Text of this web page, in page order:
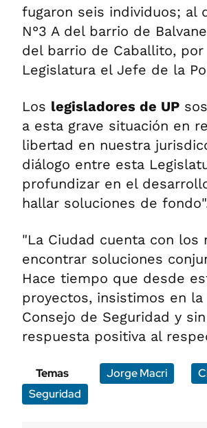
fugaron seis individuos; al
N°3 A del barrio de
del barrio de Caballito,
Legislatura el Jefe de la
Los legisladores de UP
a esta grave situación en
libertad en nuestra
diálogo entre esta
profundizar en el
hallar soluciones de
"La Ciudad cuenta con los
encontrar soluciones
Hace tiempo que desde
proyectos, insistimos en
Consejo de Seguridad y
respuesta positiva al
Temas Jorge Macri
Seguridad